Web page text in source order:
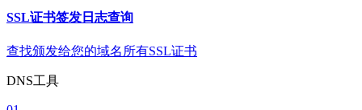
SSL证书签发日志查询
查找颁发给您的域名所有SSL证书
DNS工具